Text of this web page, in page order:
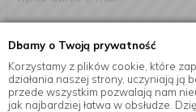
Dbamy o Twoją prywatność
Korzystamy z plików cookie, które
działania naszej strony, uczyniają ją
przede wszystkim pozwalają nam
jak najbardziej łatwa w obsłudze.
Wyrażam zgodę na
elektroniczną na podany adres